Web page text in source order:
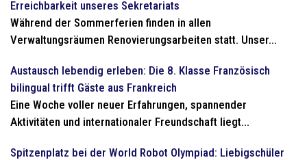
Erreichbarkeit unseres Sekretariats
Während der Sommerferien finden in allen
Verwaltungsräumen Renovierungsarbeiten statt. Unser...
Austausch lebendig erleben: Die 8. Klasse Französisch
bilingual trifft Gäste aus Frankreich
Eine Woche voller neuer Erfahrungen, spannender
Aktivitäten und internationaler Freundschaft liegt...
Spitzenplatz bei der World Robot Olympiad: Liebigschüler